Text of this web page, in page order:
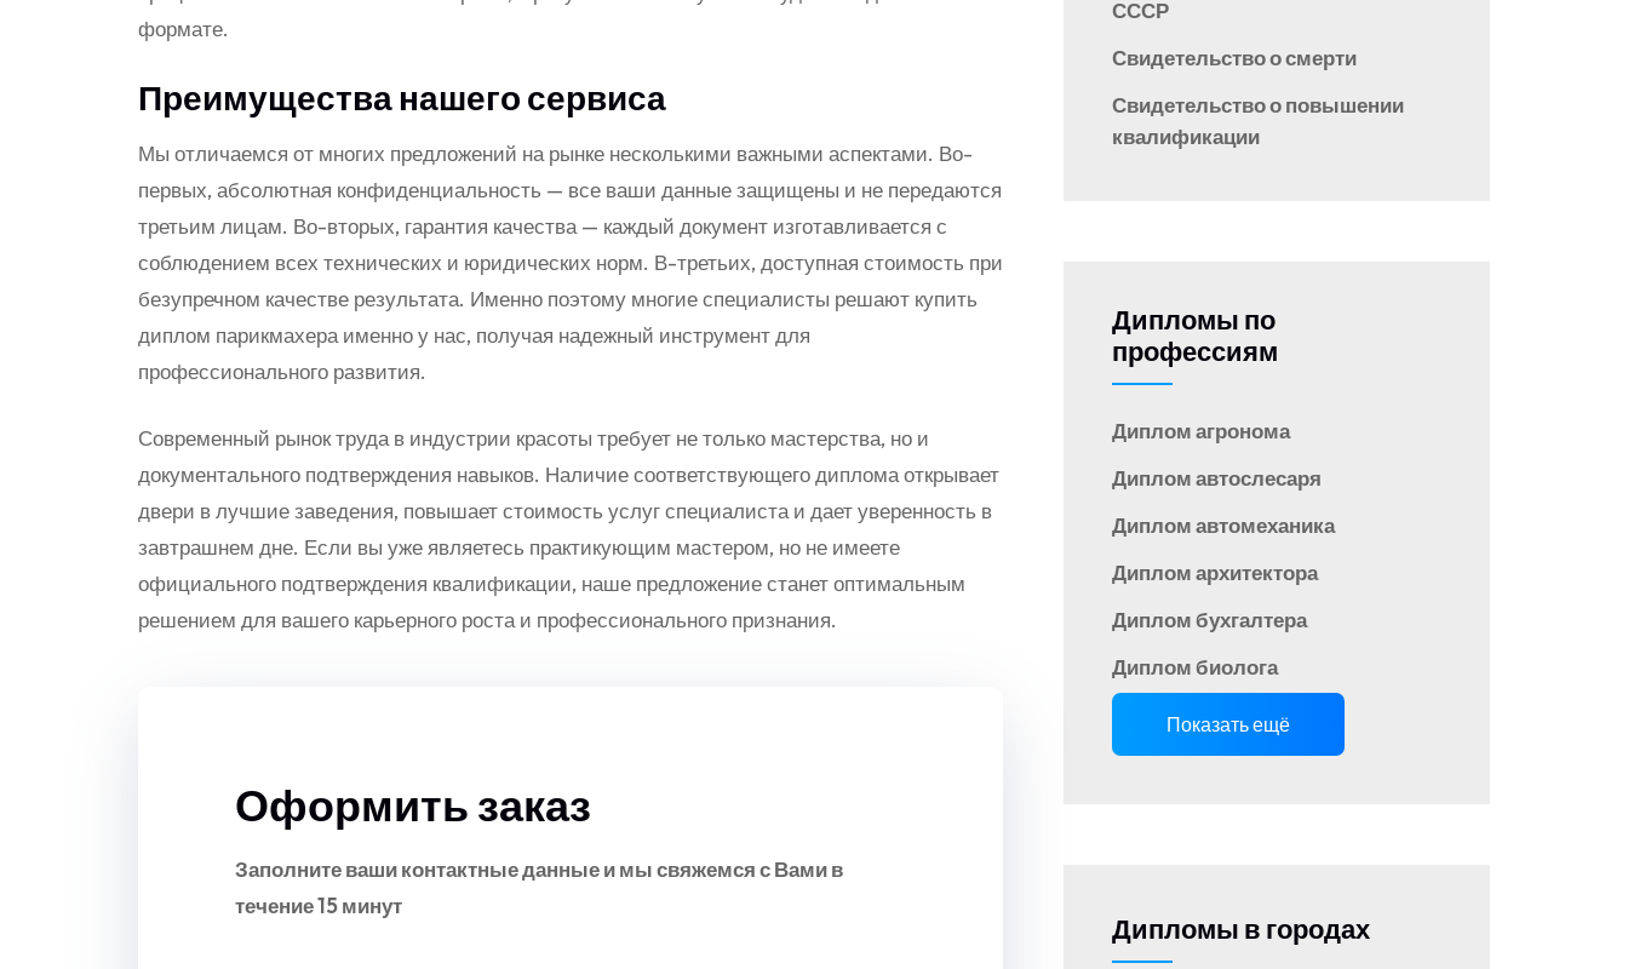
формате.
Преимущества нашего сервиса
Мы отличаемся от многих предложений на рынке несколькими важными аспектами. Во-
первых, абсолютная конфиденциальность — все ваши данные защищены и не передаются
третьим лицам. Во-вторых, гарантия качества — каждый документ изготавливается с
соблюдением всех технических и юридических норм. В-третьих, доступная стоимость при
безупречном качестве результата. Именно поэтому многие специалисты решают купить
диплом парикмахера именно у нас, получая надежный инструмент для
профессионального развития.
Современный рынок труда в индустрии красоты требует не только мастерства, но и
документального подтверждения навыков. Наличие соответствующего диплома открывает
двери в лучшие заведения, повышает стоимость услуг специалиста и дает уверенность в
завтрашнем дне. Если вы уже являетесь практикующим мастером, но не имеете
официального подтверждения квалификации, наше предложение станет оптимальным
решением для вашего карьерного роста и профессионального признания.
Оформить заказ
Заполните ваши контактные данные и мы свяжемся с Вами в
течение 15 минут
СССР
Свидетельство о смерти
Свидетельство о повышении
квалификации
Дипломы по
профессиям
Диплом агронома
Диплом автослесаря
Диплом автомеханика
Диплом архитектора
Диплом бухгалтера
Диплом биолога
Показать ещё
Дипломы в городах